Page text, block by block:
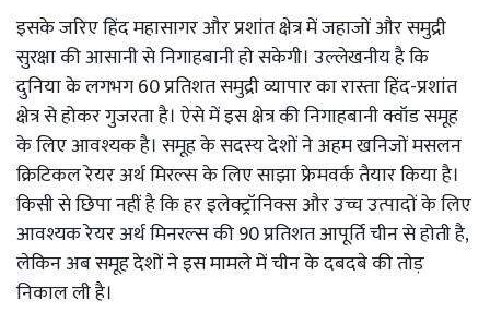
इसके जरिए हिंद महासागर और प्रशांत क्षेत्र में जहाजों और समुद्री
सुरक्षा की आसानी से निगाहबानी हो सकेगी। उल्लेखनीय है कि
दुनिया के लगभग 60 प्रतिशत समुद्री व्यापार का रास्ता हिंद-प्रशांत
क्षेत्र से होकर गुजरता है। ऐसे में इस क्षेत्र की निगाहबानी क्वॉड समूह
के लिए आवश्यक है। समूह के सदस्य देशों ने अहम खनिजों मसलन
क्रिटिकल रेयर अर्थ मिरल्स के लिए साझा फ्रेमवर्क तैयार किया है।
किसी से छिपा नहीं है कि हर इलेक्ट्रॉनिक्स और उच्च उत्पादों के लिए
आवश्यक रेयर अर्थ मिनरल्स की 90 प्रतिशत आपूर्ति चीन से होती है,
लेकिन अब समूह देशों ने इस मामले में चीन के दबदबे की तोड़
निकाल ली है।